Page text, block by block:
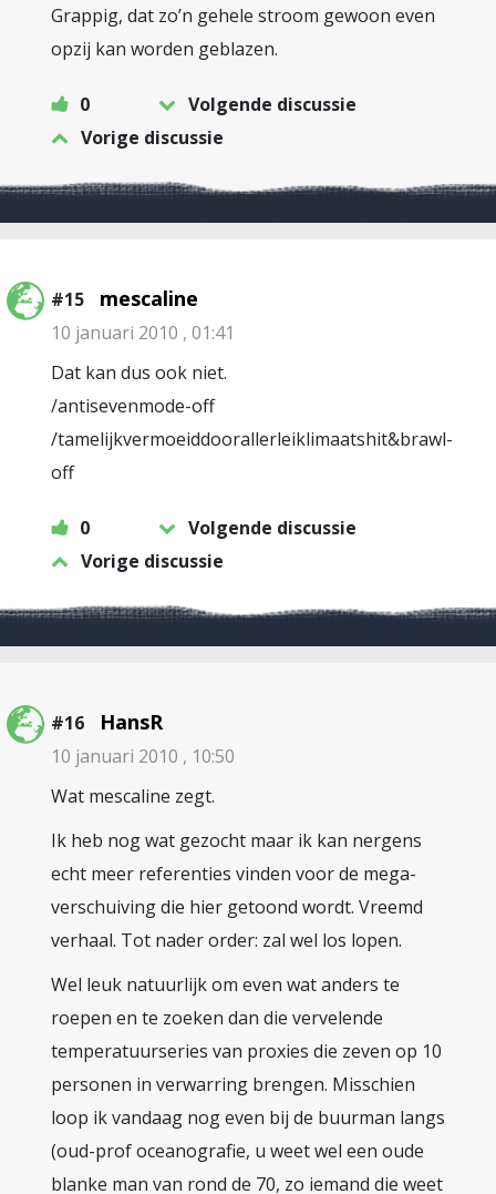
Grappig, dat zo’n gehele stroom gewoon even
opzij kan worden geblazen.
0
Volgende discussie
Vorige discussie
#15 mescaline
10 januari 2010 , 01:41
Dat kan dus ook niet.
/antisevenmode-off
/tamelijkvermoeiddoorallerleiklimaatshit&brawl-
off
0
Volgende discussie
Vorige discussie
#16 HansR
10 januari 2010 , 10:50
Wat mescaline zegt.
Ik heb nog wat gezocht maar ik kan nergens
echt meer referenties vinden voor de mega-
verschuiving die hier getoond wordt. Vreemd
verhaal. Tot nader order: zal wel los lopen.
Wel leuk natuurlijk om even wat anders te
roepen en te zoeken dan die vervelende
temperatuurseries van proxies die zeven op 10
personen in verwarring brengen. Misschien
loop ik vandaag nog even bij de buurman langs
(oud-prof oceanografie, u weet wel een oude
blanke man van rond de 70, zo iemand die weet